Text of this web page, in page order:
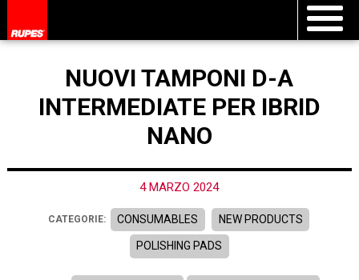
NUOVI TAMPONI D-A
INTERMEDIATE PER IBRID
NANO
4 MARZO 2024
CATEGORIE: CONSUMABLES NEW PRODUCTS
POLISHING PADS